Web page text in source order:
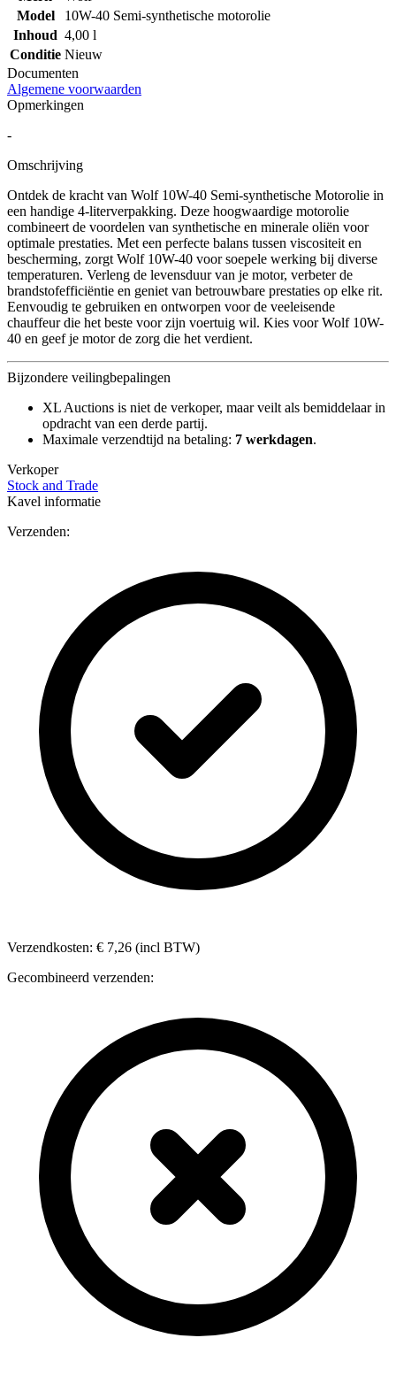
Model
10W-40 Semi-synthetische motorolie
Inhoud 4,00 l
Conditie Nieuw
Documenten
Algemene voorwaarden
Opmerkingen
-
Omschrijving
Ontdek de kracht van Wolf 10W-40 Semi-synthetische Motorolie in
een handige 4-literverpakking. Deze hoogwaardige motorolie
combineert de voordelen van synthetische en minerale oliën voor
optimale prestaties. Met een perfecte balans tussen viscositeit en
bescherming, zorgt Wolf 10W-40 voor soepele werking bij diverse
temperaturen. Verleng de levensduur van je motor, verbeter de
brandstofefficiëntie en geniet van betrouwbare prestaties op elke rit.
Eenvoudig te gebruiken en ontworpen voor de veeleisende
chauffeur die het beste voor zijn voertuig wil. Kies voor Wolf 10W-
40 en geef je motor de zorg die het verdient.
Bijzondere veilingbepalingen
XL Auctions is niet de verkoper, maar veilt als bemiddelaar in
opdracht van een derde partij.
Maximale verzendtijd na betaling: 7 werkdagen.
Verkoper
Stock and Trade
Kavel informatie
Verzenden:
Verzendkosten: € 7,26 (incl BTW)
Gecombineerd verzenden: